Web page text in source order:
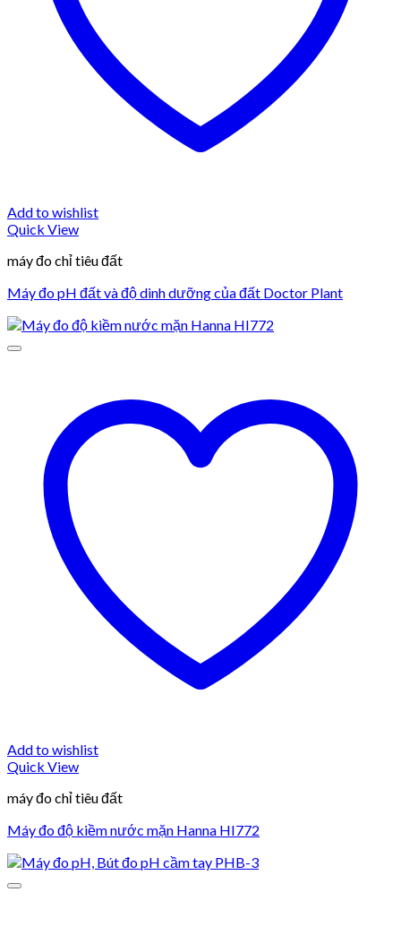
Add to wishlist
Quick View
máy đo chỉ tiêu đất
Máy đo pH đất và độ dinh dưỡng của đất Doctor Plant
Add to wishlist
Quick View
máy đo chỉ tiêu đất
Máy đo độ kiềm nước mặn Hanna HI772